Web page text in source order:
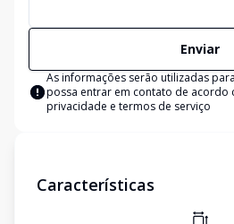
Enviar
As informações serão utilizadas
possa entrar em contato de acordo
privacidade e termos de serviço
Características